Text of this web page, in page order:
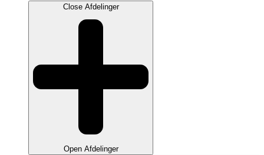
Close Afdelinger
Open Afdelinger